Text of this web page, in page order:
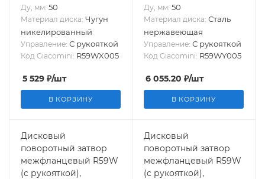
Ду, мм: 50
Материал диска: Чугун
никелированный
Управление: С рукояткой
Код Giacomini: R59WX005
5 529 ₽/шт
В КОРЗИНУ
Ду, мм: 50
Материал диска: Сталь
нержавеющая
Управление: С рукояткой
Код Giacomini: R59WY005
6 055.20 ₽/шт
В КОРЗИНУ
Дисковый
поворотный затвор
межфланцевый R59W
(с рукояткой),
Дисковый
поворотный затвор
межфланцевый R59W
(с рукояткой),